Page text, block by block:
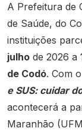
A Prefeitura de
de Saúde, do
instituições
julho de 2026 a
de Codó. Com
e SUS: cuidar
acontecerá a
Maranhão